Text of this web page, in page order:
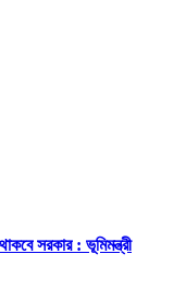
সরকার : ভূমিমন্ত্রী